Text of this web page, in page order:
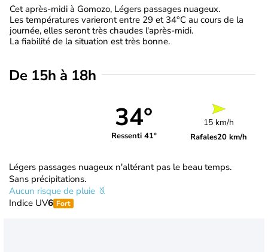
Cet après-midi à Gomozo, Légers passages nuageux.
Les températures varieront entre 29 et 34°C au cours de la
journée, elles seront très chaudes l'après-midi.
La fiabilité de la situation est très bonne.
De 15h à 18h
34°
Ressenti 41°
15 km/h
Rafales20 km/h
Légers passages nuageux n'altérant pas le beau temps.
Sans précipitations.
Aucun risque de pluie
Indice UV6 Fort